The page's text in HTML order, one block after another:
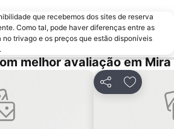
Dunas de Sao Jacinto
Beach
Praia da Costa de Lavos
Farol da Barra
Praia da Claridade
Splash
Cascata da Cabreia
que recebemos dos sites de reserva
Como tal, pode haver diferenças entre as
trivago e os preços que estão disponíveis
melhor avaliação em Mira
Partilhar